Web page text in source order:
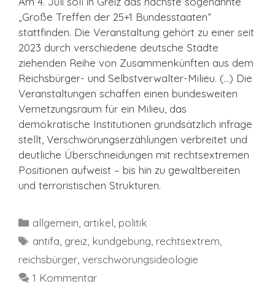
„Große Treffen der 25+1 Bundesstaaten“
stattfinden. Die Veranstaltung gehört zu einer seit
2023 durch verschiedene deutsche Städte
ziehenden Reihe von Zusammenkünften aus dem
Reichsbürger- und Selbstverwalter-Milieu. (…) Die
Veranstaltungen schaffen einen bundesweiten
Vernetzungsraum für ein Milieu, das
demokratische Institutionen grundsätzlich infrage
stellt, Verschwörungserzählungen verbreitet und
deutliche Überschneidungen mit rechtsextremen
Positionen aufweist – bis hin zu gewaltbereiten
und terroristischen Strukturen.
Kategorien
allgemein, artikel, politik
Schlagwörter
antifa, greiz, kundgebung, rechtsextrem,
reichsbürger, verschwörungsideologie
1 Kommentar